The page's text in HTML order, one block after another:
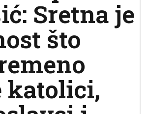
Sretna je
što
katolici,